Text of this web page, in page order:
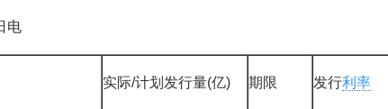
恒生聚源：北斗收官之星发射成
济安金信：中国基金市场数据分
电
实际/计划发行量(亿) 期限 发行利率